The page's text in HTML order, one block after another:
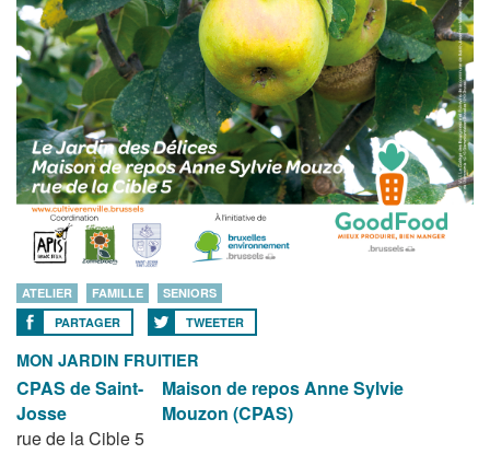
ATELIER FAMILLE
SENIORS
PARTAGER
TWEETER
MON JARDIN FRUITIER
CPAS de Saint-
Josse
Maison de repos Anne Sylvie
Mouzon (CPAS)
rue de la Cible 5